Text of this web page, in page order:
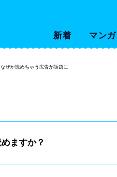
新着 マンガ
ぜか読めちゃう広告が話題に
ますか？